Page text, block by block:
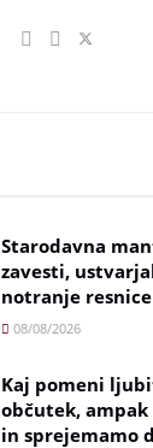
Starodavna
zavesti,
notranje resnice
08/08/2026
Kaj pomeni
občutek,
in sprejemamo